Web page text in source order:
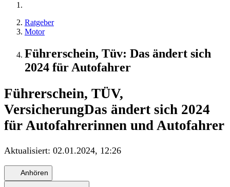
Ratgeber
Motor
Führerschein, Tüv: Das ändert sich
2024 für Autofahrer
Führerschein, TÜV,
VersicherungDas ändert sich 2024
für Autofahrerinnen und Autofahrer
Aktualisiert: 02.01.2024, 12:26
Anhören